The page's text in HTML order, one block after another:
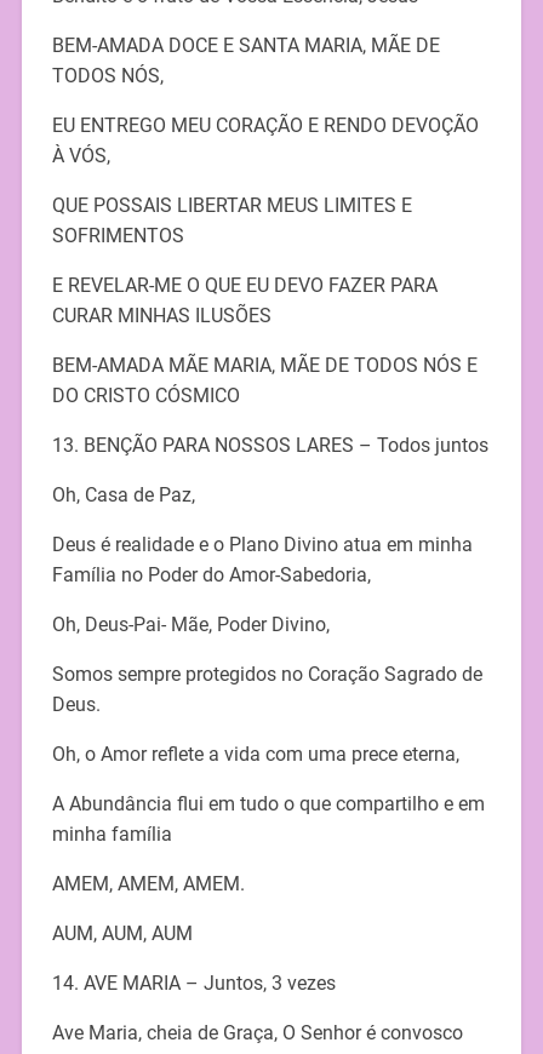
BEM-AMADA DOCE E SANTA MARIA, MÃE DE
TODOS NÓS,
EU ENTREGO MEU CORAÇÃO E RENDO DEVOÇÃO
À VÓS,
QUE POSSAIS LIBERTAR MEUS LIMITES E
SOFRIMENTOS
E REVELAR-ME O QUE EU DEVO FAZER PARA
CURAR MINHAS ILUSÕES
BEM-AMADA MÃE MARIA, MÃE DE TODOS NÓS E
DO CRISTO CÓSMICO
13. BENÇÃO PARA NOSSOS LARES – Todos juntos
Oh, Casa de Paz,
Deus é realidade e o Plano Divino atua em minha
Família no Poder do Amor-Sabedoria,
Oh, Deus-Pai- Mãe, Poder Divino,
Somos sempre protegidos no Coração Sagrado de
Deus.
Oh, o Amor reflete a vida com uma prece eterna,
A Abundância flui em tudo o que compartilho e em
minha família
AMEM, AMEM, AMEM.
AUM, AUM, AUM
14. AVE MARIA – Juntos, 3 vezes
Ave Maria, cheia de Graça, O Senhor é convosco